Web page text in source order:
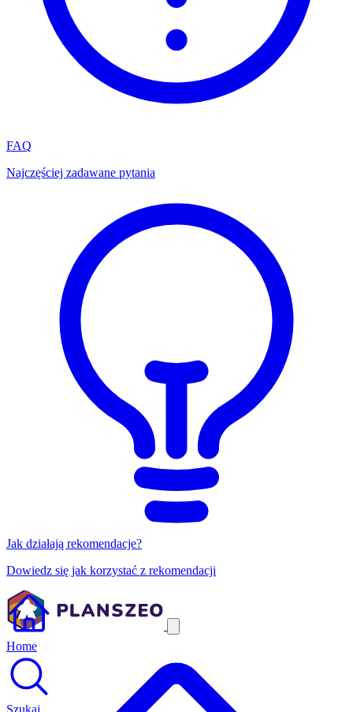
FAQ
Najczęściej zadawane pytania
Jak działają rekomendacje?
Dowiedz się jak korzystać z rekomendacji
Home
Szukaj